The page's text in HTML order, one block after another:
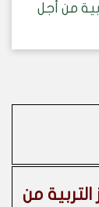
من أجل
من